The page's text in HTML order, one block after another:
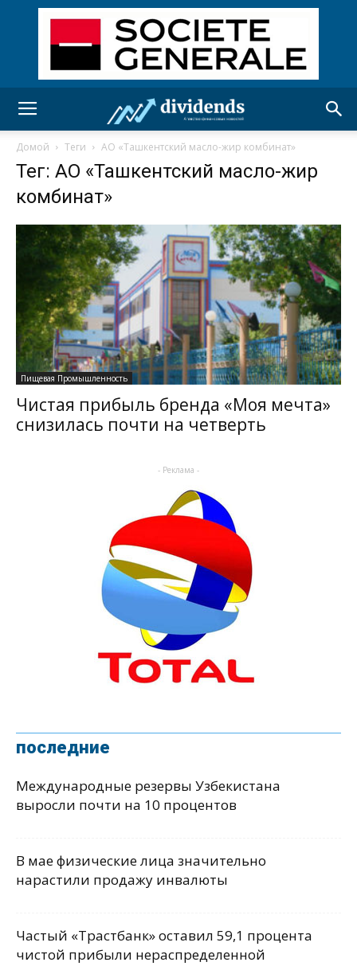
Домой Теги АО «Ташкентский масло-жир комбинат»
Тег: АО «Ташкентский масло-жир
комбинат»
Пищевая Промышленность
Чистая прибыль бренда «Моя мечта»
снизилась почти на четверть
- Реклама -
последние
Международные резервы Узбекистана
выросли почти на 10 процентов
В мае физические лица значительно
нарастили продажу инвалюты
Частый «Трастбанк» оставил 59,1 процента
чистой прибыли нераспределенной